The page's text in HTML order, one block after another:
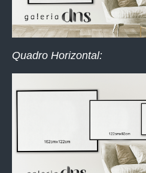
Quadro Horizontal: